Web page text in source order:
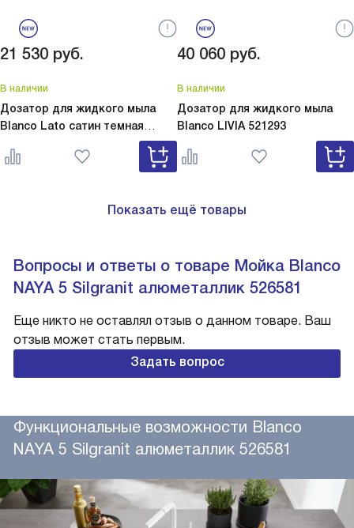
21 530 руб.
В наличии
Дозатор для жидкого мыла
Blanco Lato сатин темная
Lato сатин темная сталь
527743
40 060 руб.
В наличии
Дозатор для жидкого мыла
Blanco LIVIA 521293
Показать ещё товары
Вопросы и ответы о товаре Мойка Blanco
NAYA 5 Silgranit алюметаллик 526581
Еще никто не оставлял отзыв о данном товаре. Ваш
отзыв может стать первым.
Задать вопрос
Функциональные возможности Blanco
NAYA 5 Silgranit алюметаллик 526581